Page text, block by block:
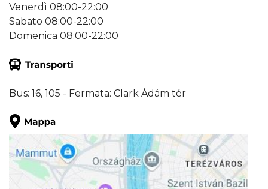
Venerdì 08:00-22:00
Sabato 08:00-22:00
Domenica 08:00-22:00
Bus: 16, 105 - Fermata: Clark Ádám tér